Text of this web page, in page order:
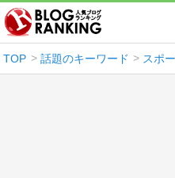
TOP 話題のキーワード スポ